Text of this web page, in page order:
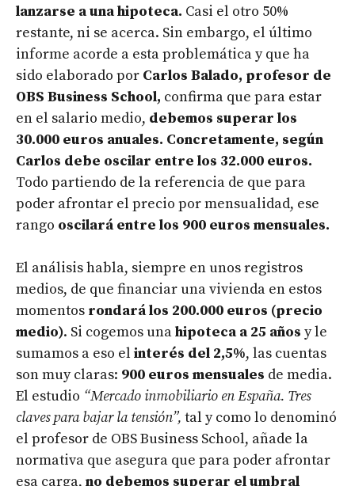
lanzarse a una hipoteca. Casi el otro 50%
restante, ni se acerca. Sin embargo, el último
informe acorde a esta problemática y que ha
sido elaborado por Carlos Balado, profesor de
OBS Business School, confirma que para estar
en el salario medio, debemos superar los
30.000 euros anuales. Concretamente, según
Carlos debe oscilar entre los 32.000 euros.
Todo partiendo de la referencia de que para
poder afrontar el precio por mensualidad, ese
rango oscilará entre los 900 euros mensuales.
El análisis habla, siempre en unos registros
medios, de que financiar una vivienda en estos
momentos rondará los 200.000 euros (precio
medio). Si cogemos unahipoteca a 25 años y le
sumamos a eso el interés del 2,5%, las cuentas
son muy claras: 900 euros mensuales de media.
El estudio “Mercado inmobiliario en España. Tres
claves para bajar la tensión”, tal y como lo denominó
el profesor de OBS Business School, añade la
normativa que asegura que para poder afrontar
esa carga, no debemos superar el umbral